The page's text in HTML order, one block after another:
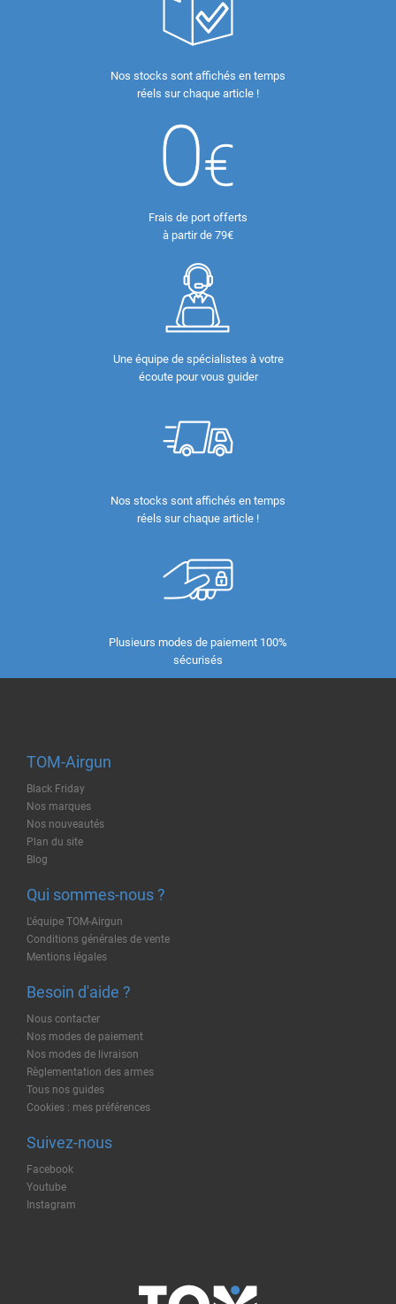
Nos stocks sont affichés en temps
réels sur chaque article !
Frais de port offerts
à partir de 79€
Une équipe de spécialistes à votre
écoute pour vous guider
Nos stocks sont affichés en temps
réels sur chaque article !
Plusieurs modes de paiement 100%
sécurisés
TOM-Airgun
Black Friday
Nos marques
Nos nouveautés
Plan du site
Blog
Qui sommes-nous ?
L'équipe TOM-Airgun
Conditions générales de vente
Mentions légales
Besoin d'aide ?
Nous contacter
Nos modes de paiement
Nos modes de livraison
Règlementation des armes
Tous nos guides
Cookies : mes préférences
Suivez-nous
Facebook
Youtube
Instagram